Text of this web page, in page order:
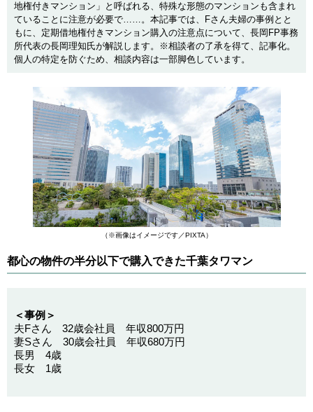
地権付きマンション」と呼ばれる、特殊な形態のマンションも含まれ
ていることに注意が必要で……。本記事では、Fさん夫婦の事例とと
もに、定期借地権付きマンション購入の注意点について、長岡FP事務
所代表の長岡理知氏が解説します。※相談者の了承を得て、記事化。
個人の特定を防ぐため、相談内容は一部脚色しています。
（※画像はイメージです／PIXTA）
都心の物件の半分以下で購入できた千葉タワマン
＜事例＞
夫Fさん 32歳会社員 年収800万円
妻Sさん 30歳会社員 年収680万円
長男 4歳
長女 1歳